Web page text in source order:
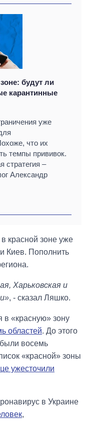
будут ли
карантинные
уже
что их
темпы прививок.
стратегия –
Александр
красной зоне уже
Киев. Пополнить
Харьковская и
, - сказал Ляшко.
в «красную» зону
областей. До этого
восемь
«красной» зоны
ужесточили
в Украине
,